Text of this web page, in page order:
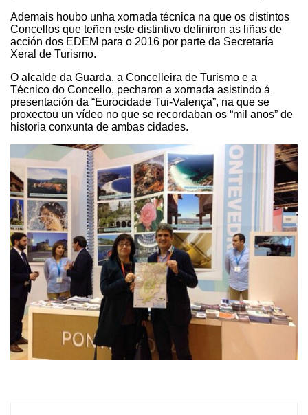
Ademais houbo unha xornada técnica na que os distintos
Concellos que teñen este distintivo definiron as liñas de
acción dos EDEM para o 2016 por parte da Secretaría
Xeral de Turismo.
O alcalde da Guarda, a Concelleira de Turismo e a
Técnico do Concello, pecharon a xornada asistindo á
presentación da “Eurocidade Tui-Valença”, na que se
proxectou un vídeo no que se recordaban os “mil anos” de
historia conxunta de ambas cidades.